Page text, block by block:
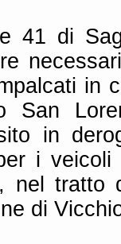
41 di
in
San
in
i veicoli
nel tratto
di